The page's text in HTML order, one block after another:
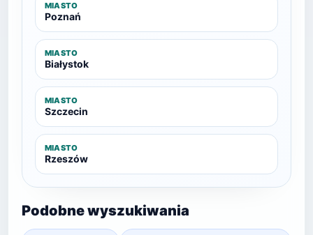
MIASTO
Poznań
MIASTO
Białystok
MIASTO
Szczecin
MIASTO
Rzeszów
Podobne wyszukiwania